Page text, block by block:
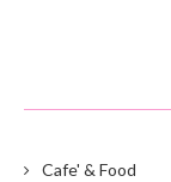
Cafe' & Food